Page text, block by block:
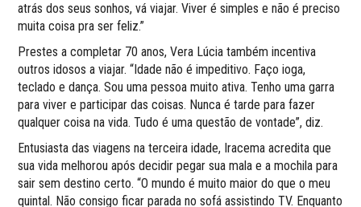
atrás dos seus sonhos, vá viajar. Viver é simples e não é preciso
muita coisa pra ser feliz.”
Prestes a completar 70 anos, Vera Lúcia também incentiva
outros idosos a viajar. “Idade não é impeditivo. Faço ioga,
teclado e dança. Sou uma pessoa muito ativa. Tenho uma garra
para viver e participar das coisas. Nunca é tarde para fazer
qualquer coisa na vida. Tudo é uma questão de vontade”, diz.
Entusiasta das viagens na terceira idade, Iracema acredita que
sua vida melhorou após decidir pegar sua mala e a mochila para
sair sem destino certo. “O mundo é muito maior do que o meu
quintal. Não consigo ficar parada no sofá assistindo TV. Enquanto